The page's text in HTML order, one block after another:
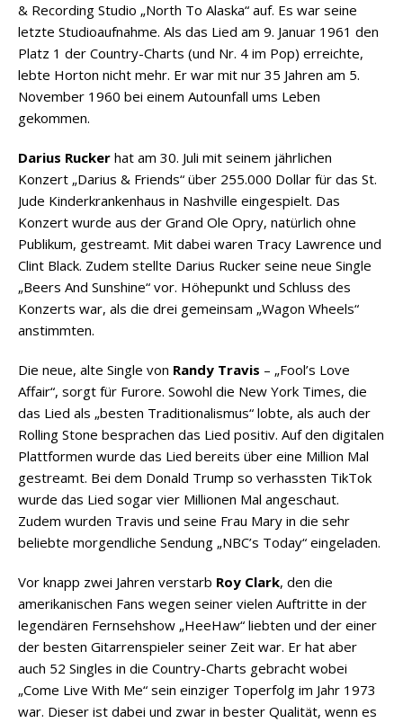
& Recording Studio „North To Alaska“ auf. Es war seine
letzte Studioaufnahme. Als das Lied am 9. Januar 1961 den
Platz 1 der Country-Charts (und Nr. 4 im Pop) erreichte,
lebte Horton nicht mehr. Er war mit nur 35 Jahren am 5.
November 1960 bei einem Autounfall ums Leben
gekommen.
Darius Rucker hat am 30. Juli mit seinem jährlichen
Konzert „Darius & Friends“ über 255.000 Dollar für das St.
Jude Kinderkrankenhaus in Nashville eingespielt. Das
Konzert wurde aus der Grand Ole Opry, natürlich ohne
Publikum, gestreamt. Mit dabei waren Tracy Lawrence und
Clint Black. Zudem stellte Darius Rucker seine neue Single
„Beers And Sunshine“ vor. Höhepunkt und Schluss des
Konzerts war, als die drei gemeinsam „Wagon Wheels“
anstimmten.
Die neue, alte Single von Randy Travis – „Fool’s Love
Affair“, sorgt für Furore. Sowohl die New York Times, die
das Lied als „besten Traditionalismus“ lobte, als auch der
Rolling Stone besprachen das Lied positiv. Auf den digitalen
Plattformen wurde das Lied bereits über eine Million Mal
gestreamt. Bei dem Donald Trump so verhassten TikTok
wurde das Lied sogar vier Millionen Mal angeschaut.
Zudem wurden Travis und seine Frau Mary in die sehr
beliebte morgendliche Sendung „NBC’s Today“ eingeladen.
Vor knapp zwei Jahren verstarb Roy Clark, den die
amerikanischen Fans wegen seiner vielen Auftritte in der
legendären Fernsehshow „HeeHaw“ liebten und der einer
der besten Gitarrenspieler seiner Zeit war. Er hat aber
auch 52 Singles in die Country-Charts gebracht wobei
„Come Live With Me“ sein einziger Toperfolg im Jahr 1973
war. Dieser ist dabei und zwar in bester Qualität, wenn es